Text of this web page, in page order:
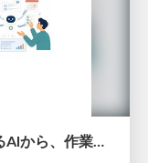
[しろおび夏祭り2026] チャットするAIから、作業するAIへ - 使われ方の変化と、その裏側で起きていること